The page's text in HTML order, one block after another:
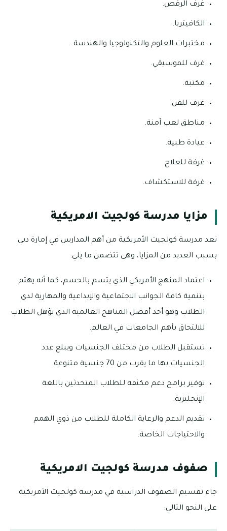
غرف الرقص.
الكافيتريا.
مختبرات العلوم والتكنولوجيا والهندسة.
غرف للموسيقي.
مكتبة.
غرف للفن.
مناطق لعب آمنة.
عيادة طبية.
غرفة للعلاج.
غرفة للاستكشاف.
مزايا مدرسة كولجيت الامريكية
تعد مدرسة كولجيت الأمريكية من أهم المدارس في إمارة دبي
بسبب العديد من المزايا، وهى تتضمن ما يلي:
اعتماد المنهج الأمريكي الذي يتسم بالحسم، كما أنه يهتم
بتنمية كافة الجوانب الاجتماعية والإبداعية والمهارية لدي
الطلاب وهو أحد أفضل المناهج العالمية الذي يؤهل الطلاب
للالتحاق بأهم الجامعات في العالم.
تستقبل الطلاب من مختلف الجنسيات ويبلغ عدد
الجنسيات بها ما يقرب من 70 جنسية متنوعة.
توفير برامج دعم مكثفة للطلاب المتحدثين باللغة
الإنجليزية.
تقديم الدعم والرعاية الكاملة للطلاب من ذوي الهمم
والاحتياجات الخاصة.
صفوف مدرسة كولجيت الامريكية
جاء تقسيم الصفوف الدراسية في مدرسة كولجيت الأمريكية
على النحو التالي: